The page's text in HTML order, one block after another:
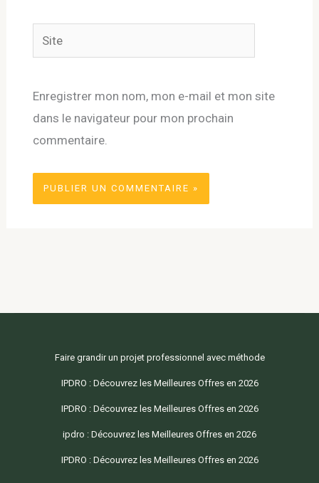
Site
Enregistrer mon nom, mon e-mail et mon site
dans le navigateur pour mon prochain
commentaire.
Faire grandir un projet professionnel avec méthode
IPDRO : Découvrez les Meilleures Offres en 2026
IPDRO : Découvrez les Meilleures Offres en 2026
ipdro : Découvrez les Meilleures Offres en 2026
IPDRO : Découvrez les Meilleures Offres en 2026